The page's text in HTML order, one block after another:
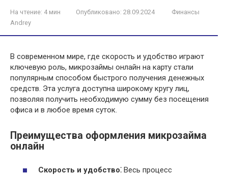
На чтение: 4 мин Опубликовано: 28.09.2024
Финансы
Andrey
В современном мире, где скорость и удобство играют
ключевую роль, микрозаймы онлайн на карту стали
популярным способом быстрого получения денежных
средств. Эта услуга доступна широкому кругу лиц,
позволяя получить необходимую сумму без посещения
офиса и в любое время суток.
Преимущества оформления микрозайма
онлайн
Скорость и удобство⁚ Весь процесс